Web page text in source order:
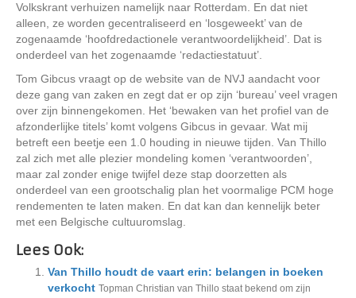
Volkskrant verhuizen namelijk naar Rotterdam. En dat niet
alleen, ze worden gecentraliseerd en ‘losgeweekt’ van de
zogenaamde ‘hoofdredactionele verantwoordelijkheid’. Dat is
onderdeel van het zogenaamde ‘redactiestatuut’.
Tom Gibcus vraagt op de website van de NVJ aandacht voor
deze gang van zaken en zegt dat er op zijn ‘bureau’ veel vragen
over zijn binnengekomen. Het ‘bewaken van het profiel van de
afzonderlijke titels’ komt volgens Gibcus in gevaar. Wat mij
betreft een beetje een 1.0 houding in nieuwe tijden. Van Thillo
zal zich met alle plezier mondeling komen ‘verantwoorden’,
maar zal zonder enige twijfel deze stap doorzetten als
onderdeel van een grootschalig plan het voormalige PCM hoge
rendementen te laten maken. En dat kan dan kennelijk beter
met een Belgische cultuuromslag.
Lees Ook:
Van Thillo houdt de vaart erin: belangen in boeken
verkocht Topman Christian van Thillo staat bekend om zijn